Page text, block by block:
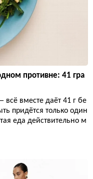
противне: 41 гра
всё вместе даёт 41 г бе
придётся только один
еда действительно м